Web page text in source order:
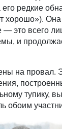
его редкие
хорошо»).
— это всего
и
на провал.
тупику,
обоим